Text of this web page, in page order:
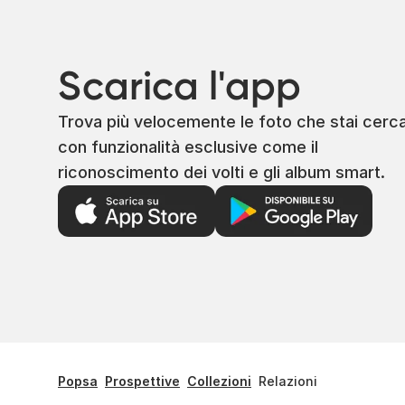
Scarica l'app
Trova più velocemente le foto che stai
con funzionalità esclusive come il
riconoscimento dei volti e gli album smart.
Popsa Prospettive Collezioni Relazioni